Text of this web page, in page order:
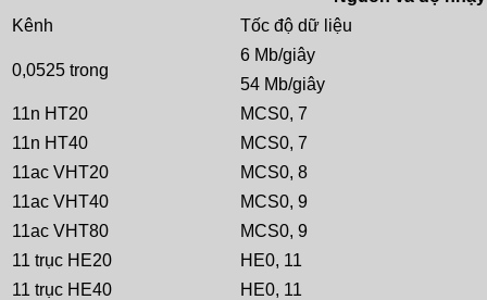
Kênh
Tốc độ dữ liệu
0,0525 trong
6 Mb/giây
54 Mb/giây
11n HT20
MCS0, 7
11n HT40
MCS0, 7
11ac VHT20
MCS0, 8
11ac VHT40
MCS0, 9
11ac VHT80
MCS0, 9
11 trục HE20
HE0, 11
11 trục HE40
HE0, 11